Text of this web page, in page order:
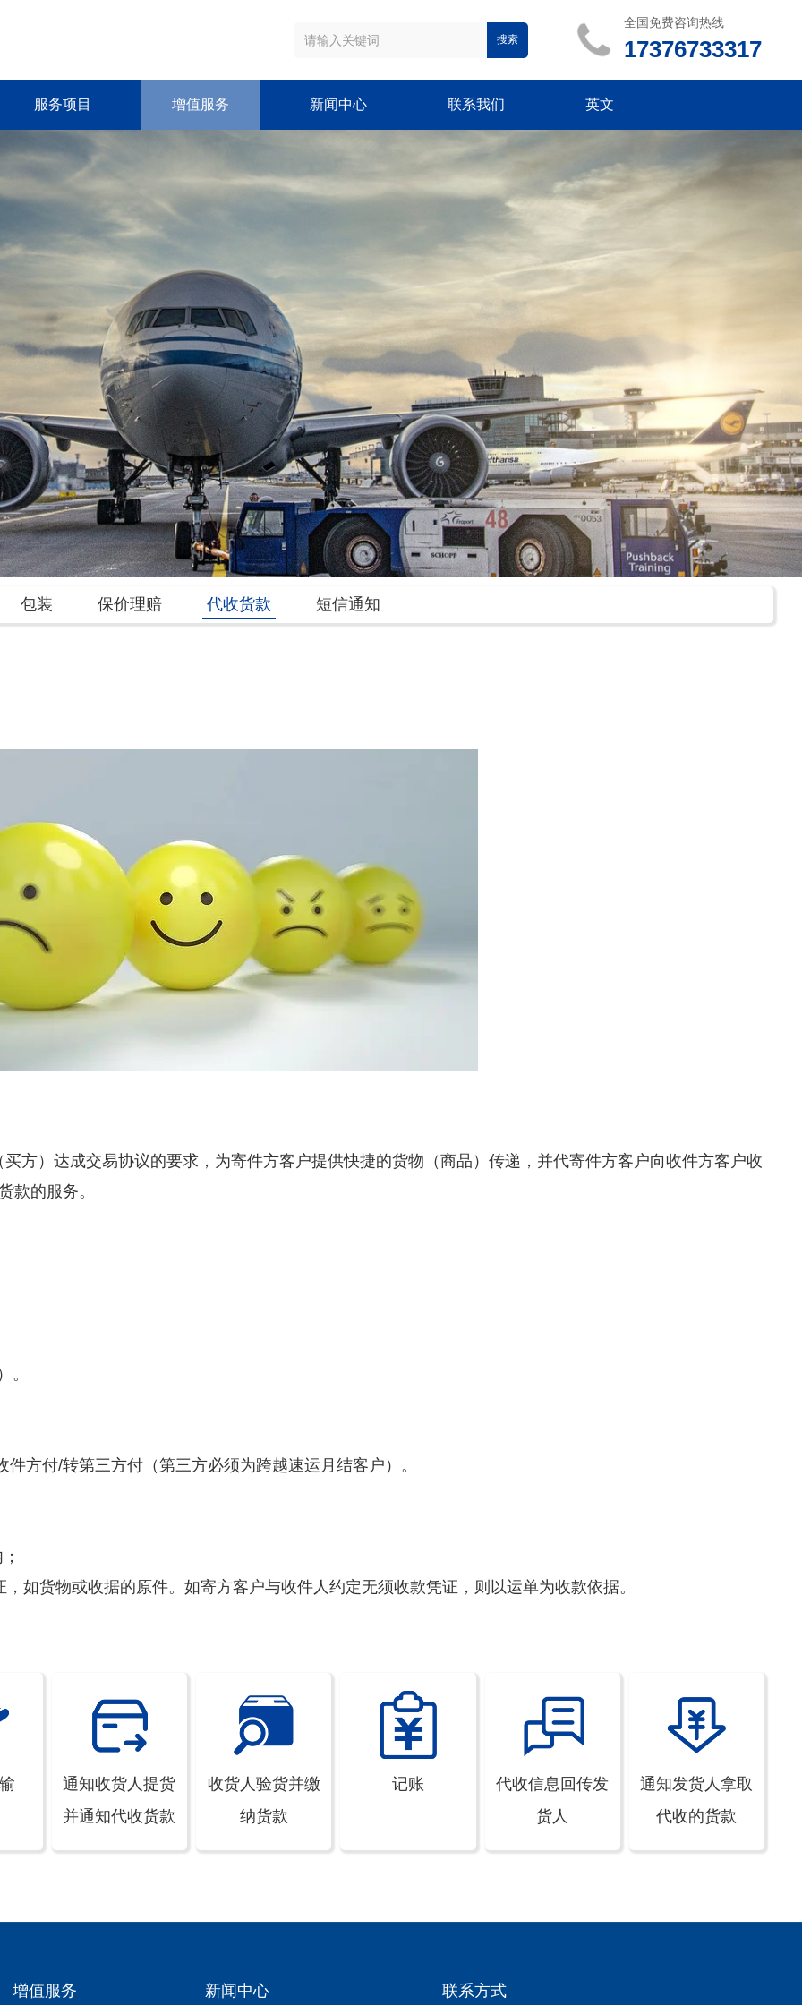
搜索
全国免费咨询热线
17376733317
服务项目 增值服务 新闻中心 联系我们 英文
包装 保价理赔 代收货款 短信通知
方）达成交易协议的要求，为寄件方客户提供快捷的货物（商品）传递，并代寄件方客户向收件方客户收
款的服务。
。
方付/转第三方付（第三方必须为跨越速运月结客户）。
如货物或收据的原件。如寄方客户与收件人约定无须收款凭证，则以运单为收款依据。
通知收货人提货
并通知代收货款
收货人验货并缴
纳货款
记账
代收信息回传发
货人
通知发货人拿取
代收的货款
增值服务 新闻中心 联系方式